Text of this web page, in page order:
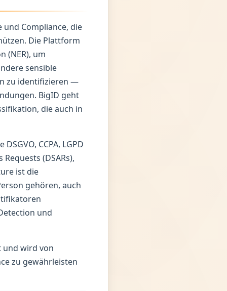
Compliance, die
Die Plattform
(NER), um
sensible
zu identifizieren —
BigID geht
die auch in
CCPA, LGPD
(DSARs),
ist die
gehören, auch
und
und wird von
zu gewährleisten